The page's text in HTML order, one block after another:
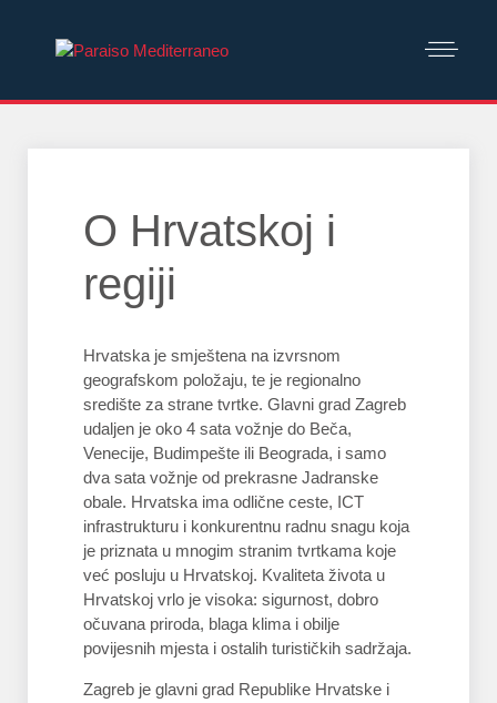
O Hrvatskoj i
regiji
Hrvatska je smještena na izvrsnom
geografskom položaju, te je regionalno
središte za strane tvrtke. Glavni grad Zagreb
udaljen je oko 4 sata vožnje do Beča,
Venecije, Budimpešte ili Beograda, i samo
dva sata vožnje od prekrasne Jadranske
obale. Hrvatska ima odlične ceste, ICT
infrastrukturu i konkurentnu radnu snagu koja
je priznata u mnogim stranim tvrtkama koje
već posluju u Hrvatskoj. Kvaliteta života u
Hrvatskoj vrlo je visoka: sigurnost, dobro
očuvana priroda, blaga klima i obilje
povijesnih mjesta i ostalih turističkih sadržaja.
Zagreb je glavni grad Republike Hrvatske i